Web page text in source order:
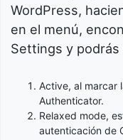
WordPress,
en el menú,
Settings y podrás
Active, al marcar
Authenticator.
Relaxed mode,
autenticación de